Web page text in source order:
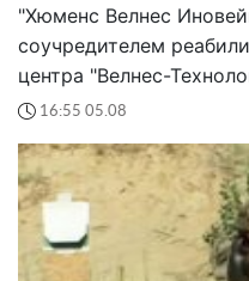
"Хюменс Велнес
соучредителем
центра "Велнес-
16:55 05.08